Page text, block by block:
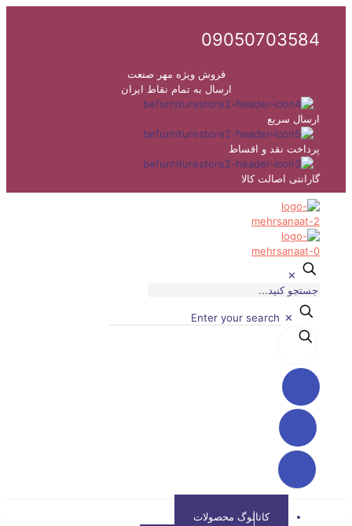
09050703584
فروش ویژه مهر صنعت
ارسال به تمام نقاط ایران
ارسال سریع
پرداخت نقد و اقساط
گارانتی اصالت کالا
✕
✕
کاتالوگ محصولات